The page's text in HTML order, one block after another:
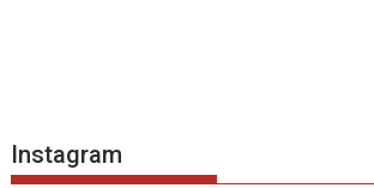
Instagram